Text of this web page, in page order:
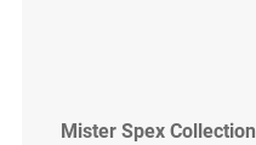
Mister Spex Collection